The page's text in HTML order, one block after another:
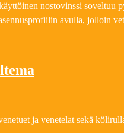
nostovinssi soveltuu
avulla, jolloin
ja venetelat sekä